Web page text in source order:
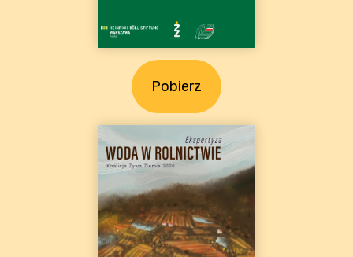
Pobierz